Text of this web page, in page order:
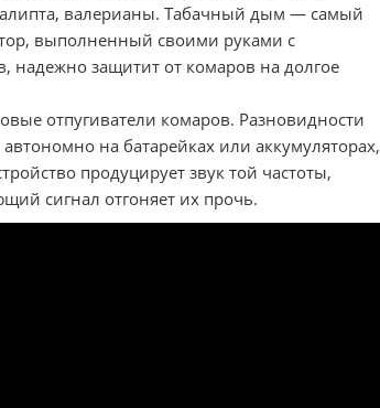
валерианы. Табачный дым — самый
выполненный своими руками с
защитит от комаров на долгое
отпугиватели комаров. Разновидности
на батарейках или аккумуляторах,
продуцирует звук той частоты,
сигнал отгоняет их прочь.